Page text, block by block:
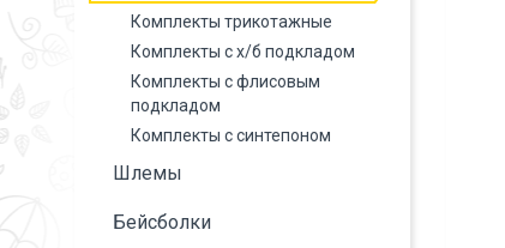
Комплекты трикотажные
Комплекты с х/б подкладом
Комплекты с флисовым
подкладом
Комплекты с синтепоном
Шлемы
Бейсболки